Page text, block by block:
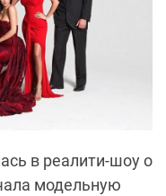
в реалити-шоу о
модельную